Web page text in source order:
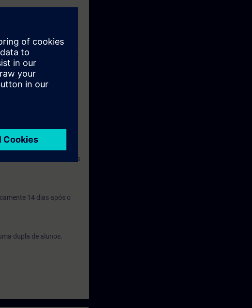
integrado ao TIA
adaptá-lo às
de parâmetros
e tomar as medidas
aplicado às
de Aprendizagem
além de outros temas
14 dias após o
dupla de alunos.